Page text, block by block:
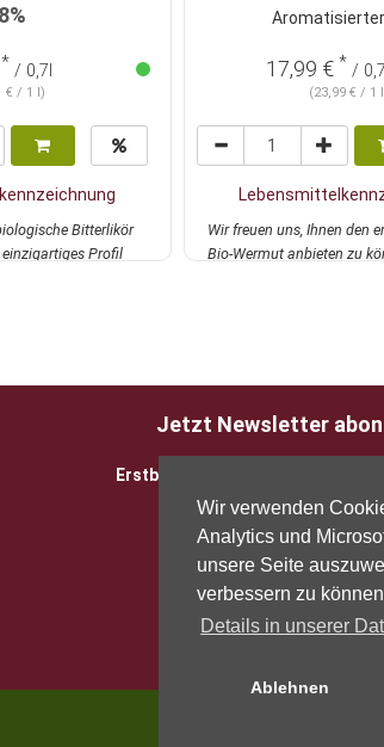
Wir verwenden
Analytics und
unsere Seite
verbessern zu
Details in unserer
Ablehnen
* / 0,7l
€ / 1 l)
Bitterlikör
Profil
Aromatisierter
17,99 € * /
(23,99 € / 1
Wir freuen uns, Ihnen den
Bio-Wermut anbieten zu
Jetzt Newsletter
Erstbesteller sparen 5 EUR mit